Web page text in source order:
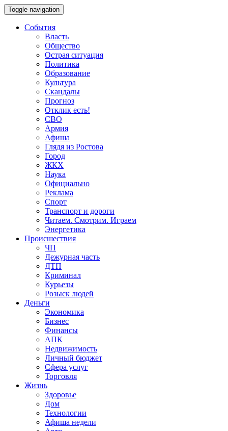
Toggle navigation
События
Власть
Общество
Острая ситуация
Политика
Образование
Культура
Скандалы
Прогноз
Отклик есть!
СВО
Армия
Афиша
Глядя из Ростова
Город
ЖКХ
Наука
Официально
Реклама
Спорт
Транспорт и дороги
Читаем. Смотрим. Играем
Энергетика
Происшествия
ЧП
Дежурная часть
ДТП
Криминал
Курьезы
Розыск людей
Деньги
Экономика
Бизнес
Финансы
АПК
Недвижимость
Личный бюджет
Сфера услуг
Торговля
Жизнь
Здоровье
Дом
Технологии
Афиша недели